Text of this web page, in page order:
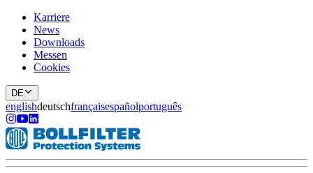
Karriere
News
Downloads
Messen
Cookies
DE
englishdeutschfrançaisespañolportuguês